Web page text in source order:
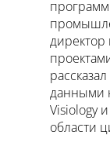
директор
данными
Visiology
области